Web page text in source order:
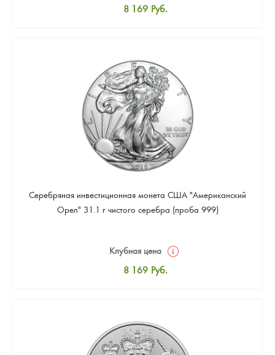
8 169 Руб.
Цена выкупа
Звоните
Серебряная инвестиционная монета США "Американский
Орел" 31.1 г чистого серебра (проба 999)
Клубная цена
8 169 Руб.
Цена выкупа
Звоните